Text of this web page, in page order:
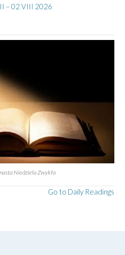
– 02 VIII 2026
Niedziela Zwykła
Go to Daily Readings